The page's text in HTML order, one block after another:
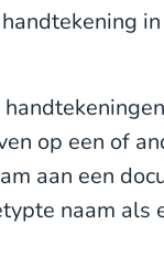
in
op een of
aan een
naam als